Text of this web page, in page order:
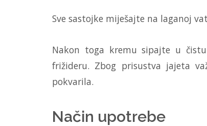
Sve sastojke miješajte na laganoj
Nakon toga kremu sipajte u
frižideru. Zbog prisustva jajeta
pokvarila.
Način upotrebe